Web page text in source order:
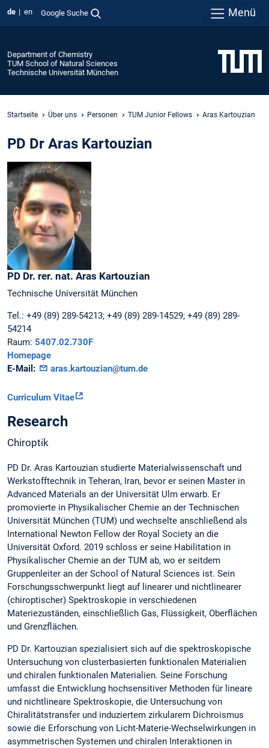
de en Google Suche Menü
Department of Chemistry
TUM School of Natural Sciences
Technische Universität München
Startseite Über uns Personen TUM Junior Fellows Aras Kartouzian
PD Dr Aras Kartouzian
PD Dr. rer. nat. Aras Kartouzian
Technische Universität München
Tel.: +49 (89) 289-54213; +49 (89) 289-14529; +49 (89) 289-
54214
Raum: 5407.02.730F
Homepage
E-Mail:
aras.kartouzian@tum.de
Curriculum Vitae
Research
Chiroptik
PD Dr. Aras Kartouzian studierte Materialwissenschaft und
Werkstofftechnik in Teheran, Iran, bevor er seinen Master in
Advanced Materials an der Universität Ulm erwarb. Er
promovierte in Physikalischer Chemie an der Technischen
Universität München (TUM) und wechselte anschließend als
International Newton Fellow der Royal Society an die
Universität Oxford. 2019 schloss er seine Habilitation in
Physikalischer Chemie an der TUM ab, wo er seitdem
Gruppenleiter an der School of Natural Sciences ist. Sein
Forschungsschwerpunkt liegt auf linearer und nichtlinearer
(chiroptischer) Spektroskopie in verschiedenen
Materiezuständen, einschließlich Gas, Flüssigkeit, Oberflächen
und Grenzflächen.
PD Dr. Kartouzian spezialisiert sich auf die spektroskopische
Untersuchung von clusterbasierten funktionalen Materialien
und chiralen funktionalen Materialien. Seine Forschung
umfasst die Entwicklung hochsensitiver Methoden für lineare
und nichtlineare Spektroskopie, die Untersuchung von
Chiralitätstransfer und induziertem zirkularem Dichroismus
sowie die Erforschung von Licht-Materie-Wechselwirkungen in
asymmetrischen Systemen und chiralen Interaktionen in